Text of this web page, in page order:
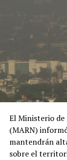
Previo al acto
salvadoreño,
Espriella, a
Presidente
asumir esta
colombiana.
El Ministerio de
(MARN)
mantendrán
sobre el